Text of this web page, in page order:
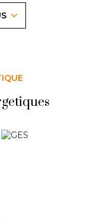
! Contactez
contact@access-